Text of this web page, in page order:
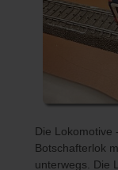
Die Lokomotive
Botschafterlok
unterwegs. Die